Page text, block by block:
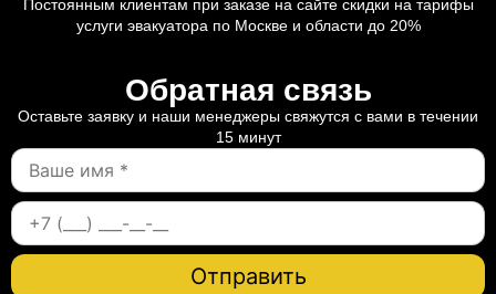
Постоянным клиентам при заказе на сайте скидки на тарифы
услуги эвакуатора по Москве и области до 20%
Обратная связь
Оставьте заявку и наши менеджеры свяжутся с вами в течении
15 минут